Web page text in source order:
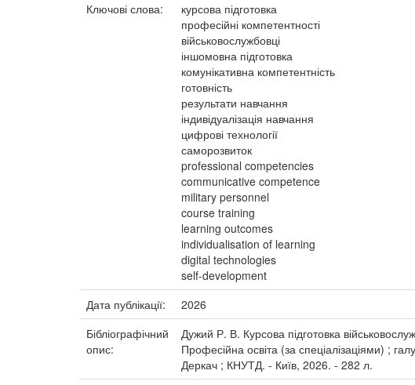
Ключові слова:
курсова підготовка
професійні компетентності
військовослужбовці
іншомовна підготовка
комунікативна компетентність
готовність
результати навчання
індивідуалізація навчання
цифрові технології
саморозвиток
professional competencies
communicative competence
military personnel
course training
learning outcomes
individualisation of learning
digital technologies
self-development
Дата публікації:
2026
Бібліографічний
опис:
Дужий Р. В. Курсова підготовка
Професійна освіта (за спеціалізаціями) ;
Деркач ; КНУТД. - Київ, 2026. - 282 л.